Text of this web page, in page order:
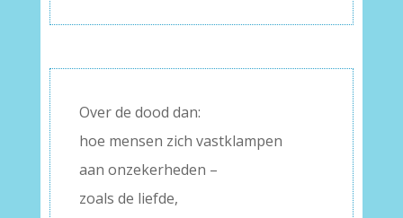
Over de dood dan:
hoe mensen zich vastklampen
aan onzekerheden –
zoals de liefde,